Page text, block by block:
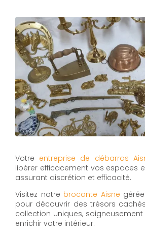
Votre entreprise de débarras
libérer efficacement vos espaces
assurant discrétion et efficacité.
Visitez notre brocante Aisne
pour découvrir des trésors
collection uniques,
enrichir votre intérieur.